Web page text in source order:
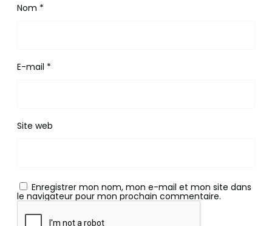
Nom *
E-mail *
Site web
Enregistrer mon nom, mon e-mail et mon site dans
le navigateur pour mon prochain commentaire.